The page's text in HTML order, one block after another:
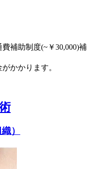
補助制度(~￥30,000)補
かかります。
）